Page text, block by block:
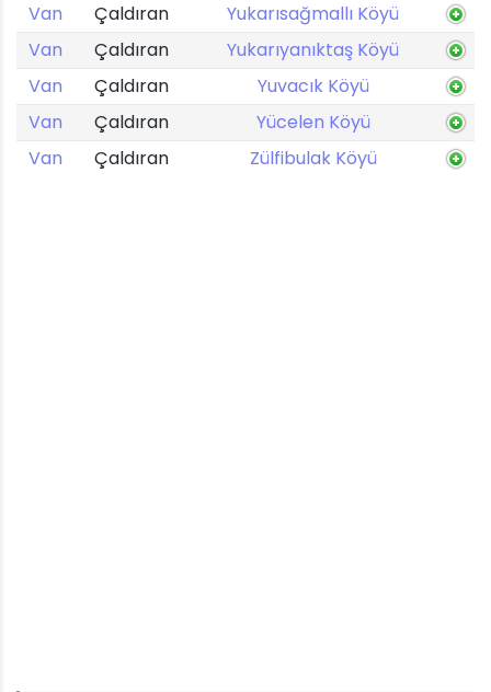
Van
Çaldıran
Yukarısağmallı Köyü
Van
Çaldıran
Yukarıyanıktaş Köyü
Van
Çaldıran
Yuvacık Köyü
Van
Çaldıran
Yücelen Köyü
Van
Çaldıran Zülfibulak Köyü